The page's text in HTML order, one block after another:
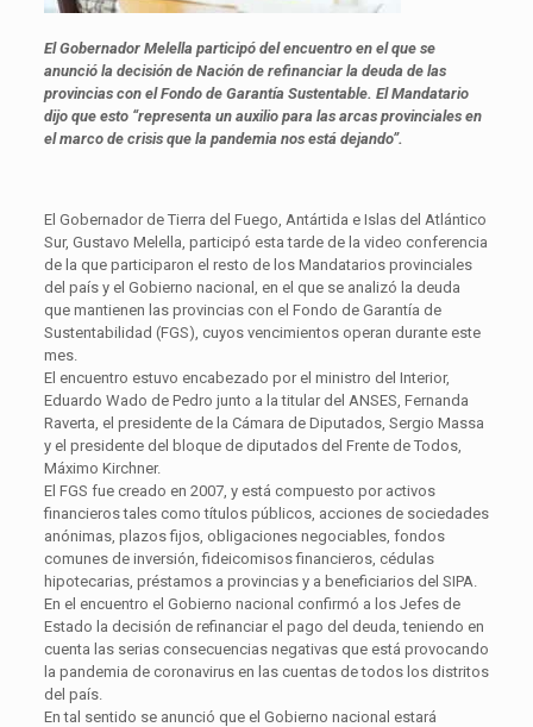
El Gobernador Melella participó del encuentro en el que se
anunció la decisión de Nación de refinanciar la deuda de las
provincias con el Fondo de Garantía Sustentable. El Mandatario
dijo que esto “representa un auxilio para las arcas provinciales en
el marco de crisis que la pandemia nos está dejando”.
El Gobernador de Tierra del Fuego, Antártida e Islas del Atlántico
Sur, Gustavo Melella, participó esta tarde de la video conferencia
de la que participaron el resto de los Mandatarios provinciales
del país y el Gobierno nacional, en el que se analizó la deuda
que mantienen las provincias con el Fondo de Garantía de
Sustentabilidad (FGS), cuyos vencimientos operan durante este
mes.
El encuentro estuvo encabezado por el ministro del Interior,
Eduardo Wado de Pedro junto a la titular del ANSES, Fernanda
Raverta, el presidente de la Cámara de Diputados, Sergio Massa
y el presidente del bloque de diputados del Frente de Todos,
Máximo Kirchner.
El FGS fue creado en 2007, y está compuesto por activos
financieros tales como títulos públicos, acciones de sociedades
anónimas, plazos fijos, obligaciones negociables, fondos
comunes de inversión, fideicomisos financieros, cédulas
hipotecarias, préstamos a provincias y a beneficiarios del SIPA.
En el encuentro el Gobierno nacional confirmó a los Jefes de
Estado la decisión de refinanciar el pago del deuda, teniendo en
cuenta las serias consecuencias negativas que está provocando
la pandemia de coronavirus en las cuentas de todos los distritos
del país.
En tal sentido se anunció que el Gobierno nacional estará